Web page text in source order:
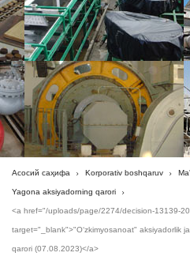
Асосий саҳифа Korporativ boshqaruv
Yagona aksiyadorning qarori
<a href="/uploads/page/2274/decision-13139-
target="_blank">"Oʻzkimyosanoat" aksiyadorlik
qarori (07.08.2023)</a>